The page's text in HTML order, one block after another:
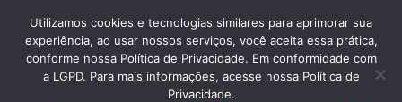
Utilizamos cookies e tecnologias similares para aprimorar sua
experiência, ao usar nossos serviços, você aceita essa prática,
conforme nossa Política de Privacidade. Em conformidade com
a LGPD. Para mais informações, acesse nossa Política de
Privacidade.